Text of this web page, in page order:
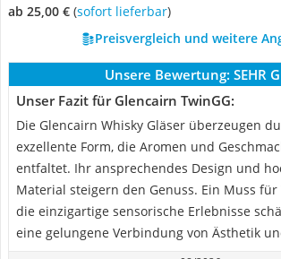
ab 25,00 € ( Sofort lieferbar)
Preisvergleich und weitere
Unsere Bewertung: SEHR
Unser Fazit für Glencairn TwinGG:
Die Glencairn Whisky Gläser überzeugen
exzellente Form, die Aromen und
entfaltet. Ihr ansprechendes Design und
Material steigern den Genuss. Ein Muss
die einzigartige sensorische Erlebnisse
eine gelungene Verbindung von Ästhetik